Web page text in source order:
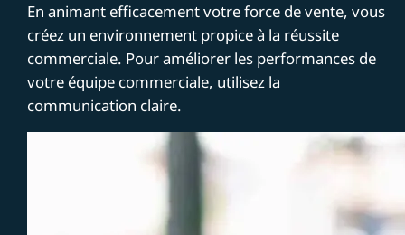
En animant efficacement votre force de vente, vous
créez un environnement propice à la réussite
commerciale. Pour améliorer les performances de
votre équipe commerciale, utilisez la
communication claire.